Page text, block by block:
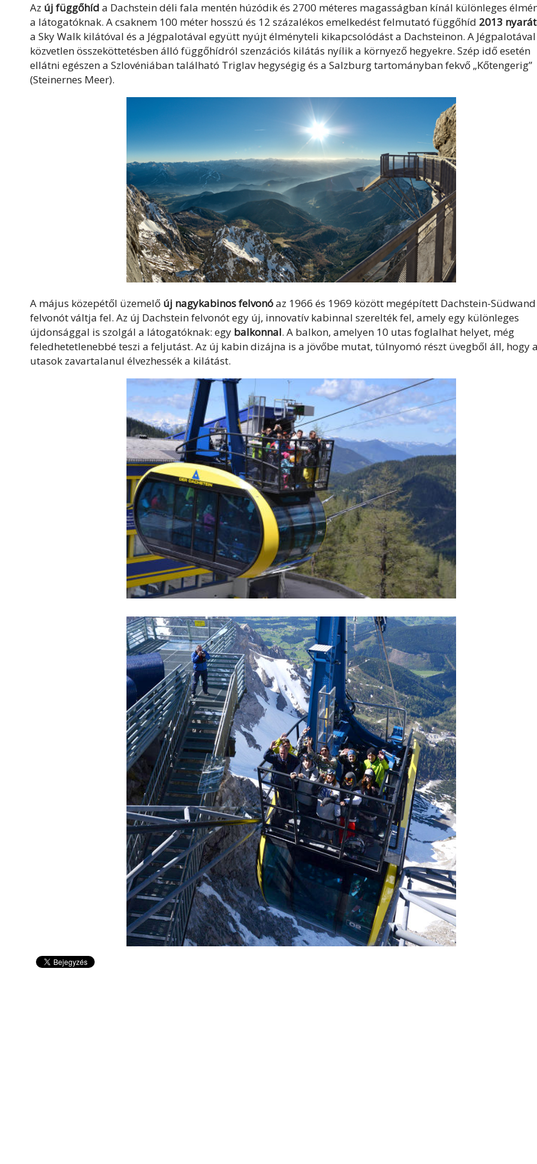
Az új függőhíd a Dachstein déli fala mentén húzódik és 2700 méteres magasságban kínál különleges
a látogatóknak. A csaknem 100 méter hosszú és 12 százalékos emelkedést felmutató függőhíd 2013
a Sky Walk kilátóval és a Jégpalotával együtt nyújt élményteli kikapcsolódást a Dachsteinon. A Jégpalotával
közvetlen összeköttetésben álló függőhídról szenzációs kilátás nyílik a környező hegyekre. Szép idő esetén
ellátni egészen a Szlovéniában található Triglav hegységig és a Salzburg tartományban fekvő „Kőtengerig”
(Steinernes Meer).
A május közepétől üzemelő új nagykabinos felvonóaz 1966 és 1969 között megépített Dachstein-Südwand
felvonót váltja fel. Az új Dachstein felvonót egy új, innovatív kabinnal szerelték fel, amely egy különleges
újdonsággal is szolgál a látogatóknak: egy balkonnal. A balkon, amelyen 10 utas foglalhat helyet, még
feledhetetlenebbé teszi a feljutást. Az új kabin dizájna is a jövőbe mutat, túlnyomó részt üvegből áll, hogy
utasok zavartalanul élvezhessék a kilátást.